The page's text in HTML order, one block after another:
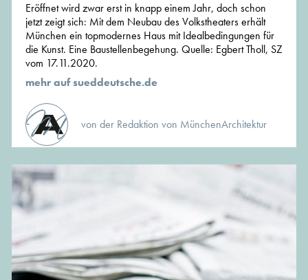
Eröffnet wird zwar erst in knapp einem Jahr, doch schon
jetzt zeigt sich: Mit dem Neubau des Volkstheaters erhält
München ein topmodernes Haus mit Idealbedingungen für
die Kunst. Eine Baustellenbegehung. Quelle: Egbert Tholl, SZ
vom 17.11.2020.
mehr auf sueddeutsche.de
von der Redaktion von MünchenArchitektur